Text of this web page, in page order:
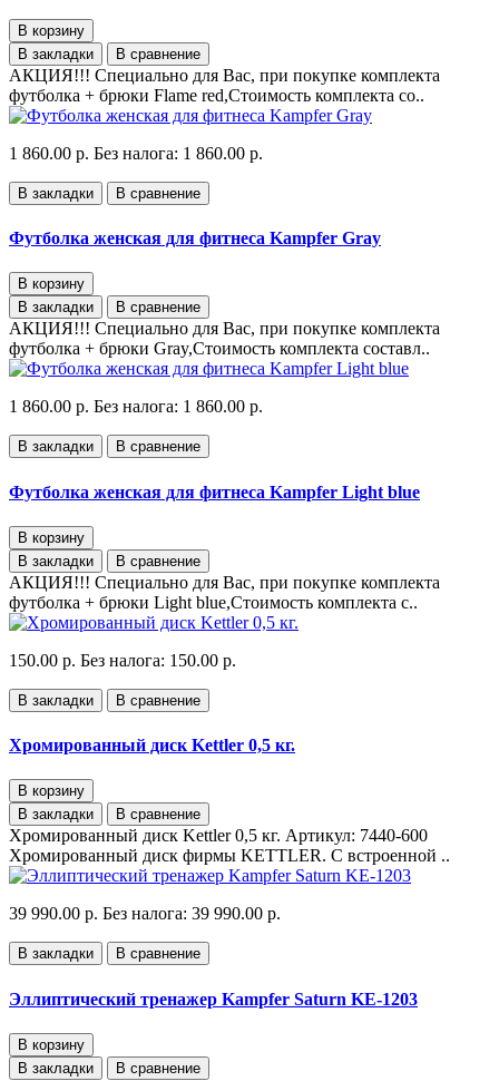
В корзину
В закладки
В сравнение
АКЦИЯ!!! Специально для Вас, при покупке комплекта
футболка + брюки Flame red,Стоимость комплекта со..
1 860.00 р. Без налога: 1 860.00 р.
В закладки В сравнение
Футболка женская для фитнеса Kampfer Gray
В корзину
В закладки
В сравнение
АКЦИЯ!!! Специально для Вас, при покупке комплекта
футболка + брюки Gray,Стоимость комплекта составл..
1 860.00 р. Без налога: 1 860.00 р.
В закладки В сравнение
Футболка женская для фитнеса Kampfer Light blue
В корзину
В закладки
В сравнение
АКЦИЯ!!! Специально для Вас, при покупке комплекта
футболка + брюки Light blue,Стоимость комплекта с..
150.00 р. Без налога: 150.00 р.
В закладки В сравнение
Хромированный диск Kettler 0,5 кг.
В корзину
В закладки
В сравнение
Хромированный диск Kettler 0,5 кг. Артикул: 7440-600
Хромированный диск фирмы KETTLER. С встроенной ..
39 990.00 р. Без налога: 39 990.00 р.
В закладки В сравнение
Эллиптический тренажер Kampfer Saturn KE-1203
В корзину
В закладки
В сравнение